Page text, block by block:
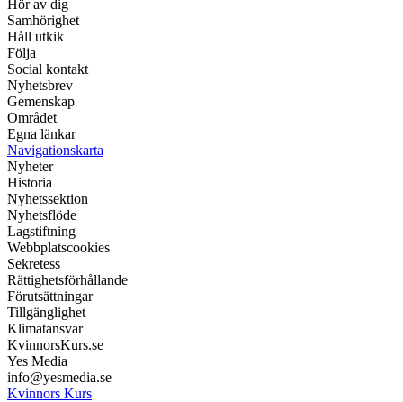
Hör av dig
Samhörighet
Håll utkik
Följa
Social kontakt
Nyhetsbrev
Gemenskap
Området
Egna länkar
Navigationskarta
Nyheter
Historia
Nyhetssektion
Nyhetsflöde
Lagstiftning
Webbplatscookies
Sekretess
Rättighetsförhållande
Förutsättningar
Tillgänglighet
Klimatansvar
KvinnorsKurs.se
Yes Media
info@yesmedia.se
Kvinnors Kurs